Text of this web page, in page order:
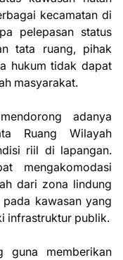
kecamatan di
pelepasan status
tata ruang, pihak
hukum tidak dapat
masyarakat.
adanya
Ruang Wilayah
riil di lapangan.
mengakomodasi
dari zona lindung
kawasan yang
infrastruktur publik.
guna memberikan